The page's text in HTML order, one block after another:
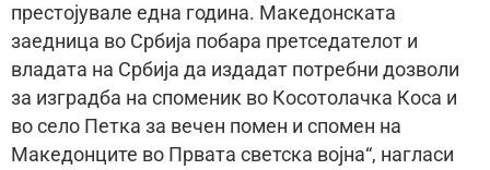
престојувале една година. Македонската
заедница во Србија побара претседателот и
владата на Србија да издадат потребни дозволи
за изградба на споменик во Косотолачка Коса и
во село Петка за вечен помен и спомен на
Македонците во Првата светска војна“, нагласи